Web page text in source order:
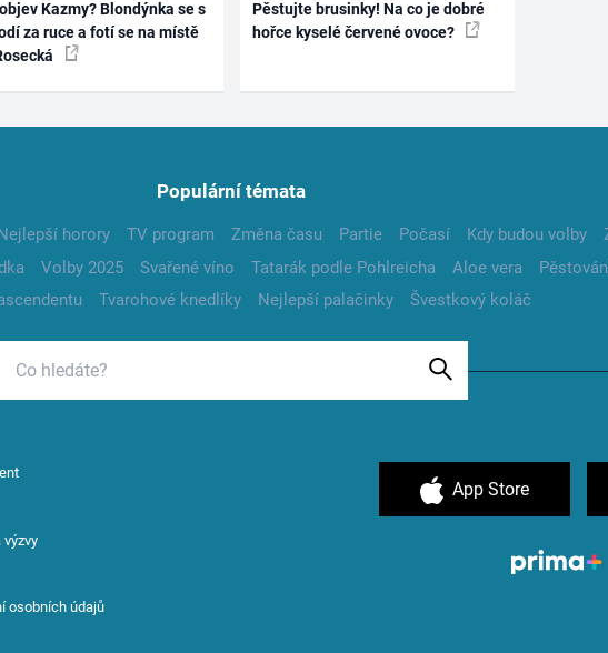
Kazmy? Blondýnka se s
za ruce a fotí se na místě
Pěstujte brusinky! Na co je dobré
hořce kyselé červené ovoce?
Populární témata
horory TV program Změna času Partie Počasí Kdy budou volby
Volby 2025 Svařené víno Tatarák podle Pohlreicha Aloe vera
Tvarohové knedlíky Nejlepší palačinky Švestkový koláč
výzvy
osobních údajů
App Store